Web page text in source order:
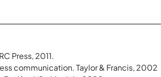
Press, 2011.
communication. Taylor & Francis, 2002